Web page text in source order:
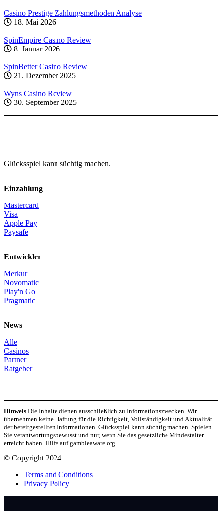
Casino Prestige Zahlungsmethoden Analyse
18. Mai 2026
SpinEmpire Casino Review
8. Januar 2026
SpinBetter Casino Review
21. Dezember 2025
Wyns Casino Review
30. September 2025
Glücksspiel kann süchtig machen.
Einzahlung
Mastercard
Visa
Apple Pay
Paysafe
Entwickler
Merkur
Novomatic
Play'n Go
Pragmatic
News
Alle
Casinos
Partner
Ratgeber
Hinweis Die Inhalte dienen ausschließlich zu Informationszwecken. Wir
übernehmen keine Haftung für die Richtigkeit, Vollständigkeit und Aktualität
der bereitgestellten Informationen. Glücksspiel kann süchtig machen. Spielen
Sie verantwortungsbewusst und nur, wenn Sie das gesetzliche Mindestalter
erreicht haben. Hilfe auf gambleaware.org
© Copyright 2024
Terms and Conditions
Privacy Policy